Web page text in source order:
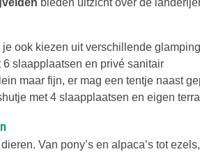
ook kiezen uit verschillende
6 slaapplaatsen en privé sanitair
maar fijn, er mag een tentje naast
met 4 slaapplaatsen en eigen
Van pony’s en alpaca’s tot